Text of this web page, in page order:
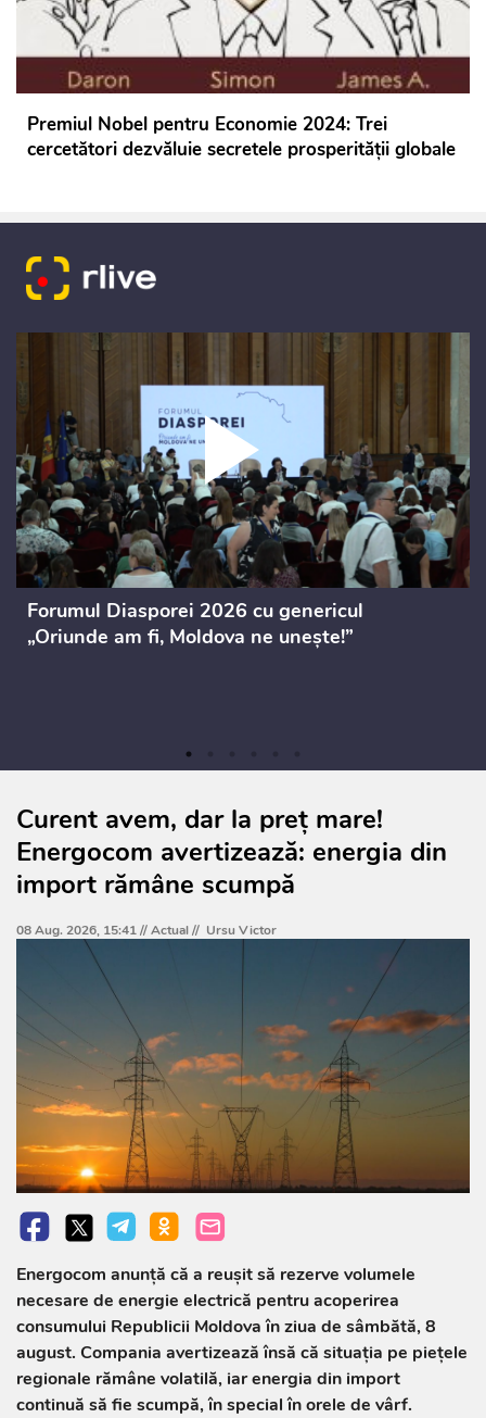
Premiul Nobel pentru Economie 2024: Trei
cercetători dezvăluie secretele prosperității globale
Forumul Diasporei 2026 cu genericul
„Oriunde am fi, Moldova ne unește!”
Curent avem, dar la preț mare!
Energocom avertizează: energia din
import rămâne scumpă
08 Aug. 2026, 15:41 //Actual// Ursu Victor
Energocom anunță că a reușit să rezerve volumele
necesare de energie electrică pentru acoperirea
consumului Republicii Moldova în ziua de sâmbătă, 8
august. Compania avertizează însă că situația pe piețele
regionale rămâne volatilă, iar energia din import
continuă să fie scumpă, în special în orele de vârf.